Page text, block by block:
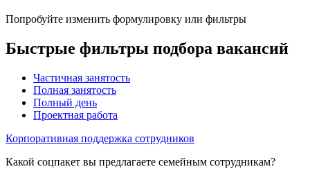
Попробуйте изменить формулировку или фильтры
Быстрые фильтры подбора вакансий
Частичная занятость
Полная занятость
Полный день
Проектная работа
Корпоративная поддержка сотрудников
Какой соцпакет вы предлагаете семейным сотрудникам?